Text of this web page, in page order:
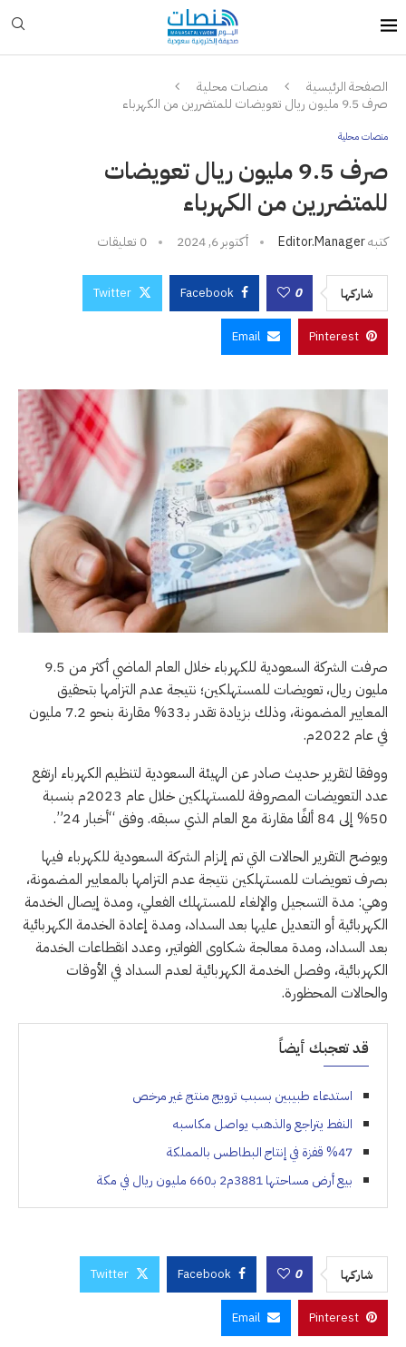
الصفحة الرئيسية
منصات محلية
صرف 9.5 مليون ريال تعويضات للمتضررين من الكهرباء
منصات محلية
صرف 9.5 مليون ريال تعويضات
للمتضررين من الكهرباء
كتبهEditor.manager أكتوبر 6, 2024 0 تعليقات
شاركها 0
Facebook
Twitter
Pinterest
Email
صرفت الشركة السعودية للكهرباء خلال العام الماضي أكثر من 9.5
مليون ريال، تعويضات للمستهلكين؛ نتيجة عدم التزامها بتحقيق
المعايير المضمونة، وذلك بزيادة تقدر بـ33% مقارنة بنحو 7.2 مليون
في عام 2022م.
ووفقا لتقرير حديث صادر عن الهيئة السعودية لتنظيم الكهرباء ارتفع
عدد التعويضات المصروفة للمستهلكين خلال عام 2023م بنسبة
50% إلى 84 ألفًا مقارنة مع العام الذي سبقه. وفق “أخبار 24”.
ويوضح التقرير الحالات التي تم إلزام الشركة السعودية للكهرباء فيها
بصرف تعويضات للمستهلكين نتيجة عدم التزامها بالمعايير المضمونة،
وهي: مدة التسجيل والإلغاء للمستهلك الفعلي، ومدة إيصال الخدمة
الكهربائية أو التعديل عليها بعد السداد، ومدة إعادة الخدمة الكهربائية
بعد السداد، ومدة معالجة شكاوى الفواتير، وعدد انقطاعات الخدمة
الكهربائية، وفصل الخدمـة الكهربائية لعدم السداد في الأوقات
والحالات المحظورة.
قد تعجبك أيضاً
استدعاء طبيبين بسبب ترويج منتج غير مرخص
النفط يتراجع والذهب يواصل مكاسبه
%47 قفزة في إنتاج البطاطس بالمملكة
بيع أرض مساحتها 3881م2 بـ660 مليون ريال في مكة
شاركها 0
Facebook
Twitter
Pinterest
Email